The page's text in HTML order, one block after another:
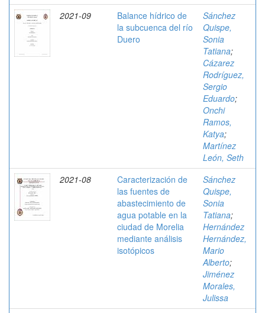
2021-09
Balance hídrico de
la subcuenca del río
Duero
Sánchez
Quispe,
Sonia
Tatiana;
Cázarez
Rodríguez,
Sergio
Eduardo;
Onchi
Ramos,
Katya;
Martínez
León, Seth
2021-08
Caracterización de
las fuentes de
abastecimiento de
agua potable en la
ciudad de Morelia
mediante análisis
isotópicos
Sánchez
Quispe,
Sonia
Tatiana;
Hernández
Hernández,
Mario
Alberto;
Jiménez
Morales,
Julissa